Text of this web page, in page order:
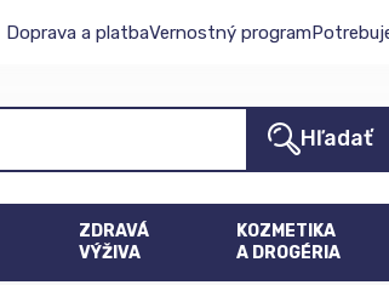
Doprava a platbaVernostný program
Hľadať
ZDRAVÁ
VÝŽIVA
KOZMETIKA
A DROGÉRIA